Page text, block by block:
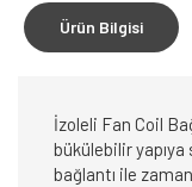
Ürün Bilgisi
İzoleli Fan Coil
bükülebilir
bağlantı ile